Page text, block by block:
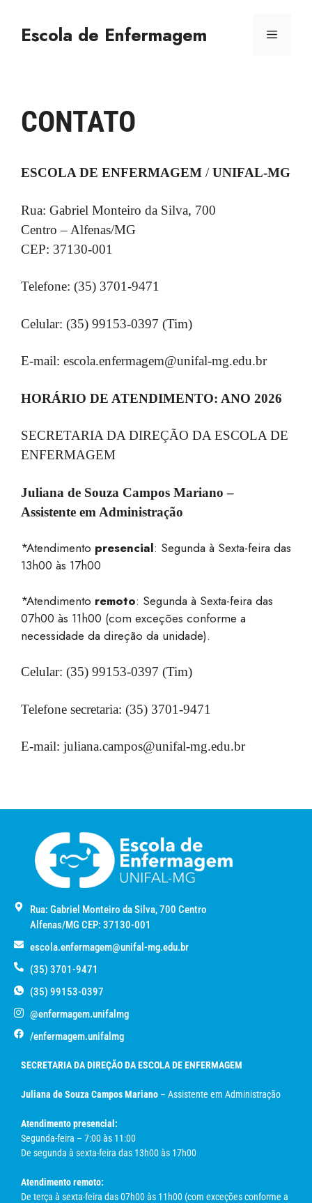
Escola de Enfermagem
CONTATO
ESCOLA DE ENFERMAGEM /UNIFAL-MG
Rua: Gabriel Monteiro da Silva, 700
Centro – Alfenas/MG
CEP: 37130-001
Telefone: (35) 3701-9471
Celular: (35) 99153-0397 (Tim)
E-mail: escola.enfermagem@unifal-mg.edu.br
HORÁRIO DE ATENDIMENTO: ANO 2026
SECRETARIA DA DIREÇÃO DA ESCOLA DE
ENFERMAGEM
Juliana de Souza Campos Mariano –
Assistente em Administração
*Atendimento presencial: Segunda à Sexta-feira das
13h00 às 17h00
*Atendimento remoto: Segunda à Sexta-feira das
07h00 às 11h00 (com exceções conforme a
necessidade da direção da unidade).
Celular: (35) 99153-0397 (Tim)
Telefone secretaria: (35) 3701-9471
E-mail: juliana.campos@unifal-mg.edu.br
Rua: Gabriel Monteiro da Silva, 700 Centro
Alfenas/MG CEP: 37130-001
escola.enfermagem@unifal-mg.edu.br
(35) 3701-9471
(35) 99153-0397
@enfermagem.unifalmg
/enfermagem.unifalmg
SECRETARIA DA DIREÇÃO DA ESCOLA DE ENFERMAGEM
Juliana de Souza Campos Mariano – Assistente em Administração
Atendimento presencial:
Segunda-feira – 7:00 às 11:00
De segunda à sexta-feira das 13h00 às 17h00
Atendimento remoto:
De terça à sexta-feira das 07h00 às 11h00 (com exceções conforme a